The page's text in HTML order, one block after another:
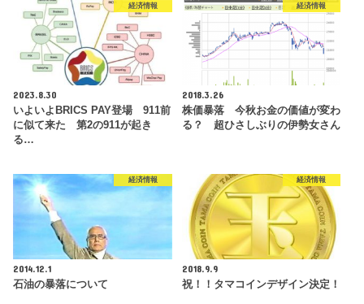
経済情報
2023.8.30
いよいよBRICS PAY登場 911前
に似て来た 第2の911が起き
る…
経済情報
2018.3.26
株価暴落 今秋お金の価値が変わ
る？ 超ひさしぶりの伊勢女さん
経済情報
2014.12.1
石油の暴落について
経済情報
2018.9.9
祝！！タマコインデザイン決定！